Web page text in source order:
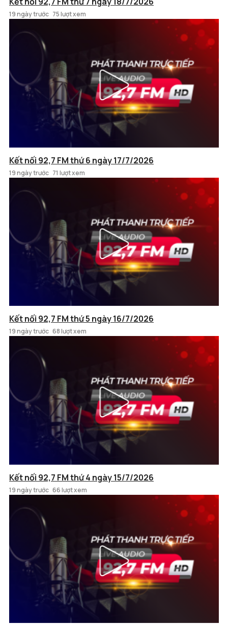
19 ngày trước 75 lượt xem
Kết nối 92,7 FM thứ 6 ngày 17/7/2026
19 ngày trước 71 lượt xem
Kết nối 92,7 FM thứ 5 ngày 16/7/2026
19 ngày trước 68 lượt xem
Kết nối 92,7 FM thứ 4 ngày 15/7/2026
19 ngày trước 66 lượt xem